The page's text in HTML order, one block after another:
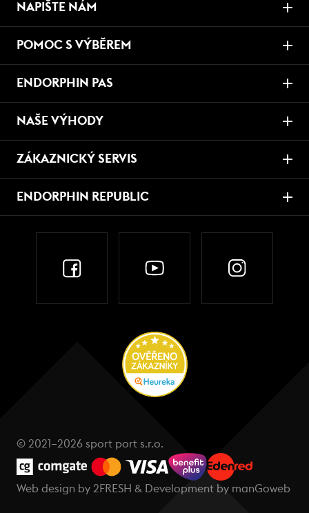
NAPIŠTE NÁM
POMOC S VÝBĚREM
ENDORPHIN PAS
NAŠE VÝHODY
ZÁKAZNICKÝ SERVIS
ENDORPHIN REPUBLIC
© 2021–2026 sport port s.r.o.
Web design by 2FRESH & Development by manGoweb